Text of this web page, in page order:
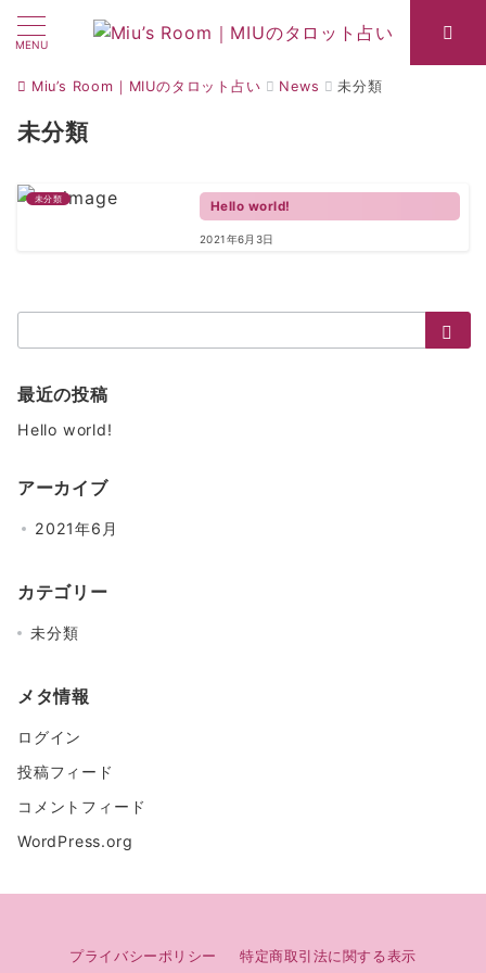
MENU
Miu’s Room｜MIUのタロット占い News 未分類
未分類
未分類 Hello world!
2021年6月3日
索：
最近の投稿
Hello world!
アーカイブ
2021年6月
カテゴリー
未分類
メタ情報
ログイン
投稿フィード
コメントフィード
WordPress.org
プライバシーポリシー 特定商取引法に関する表示